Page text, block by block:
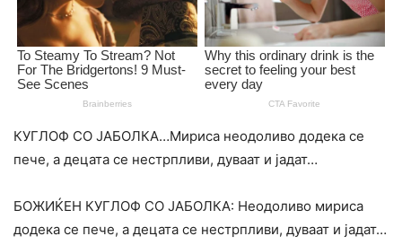
КУГЛОФ СО ЈАБОЛКА…Мириса неодоливо додека се
пече, а децата се нестрпливи, дуваат и јадат…
БОЖИЌЕН КУГЛОФ СО ЈАБОЛКА: Неодоливо мириса
додека се пече, а децата се нестрпливи, дуваат и јадат…